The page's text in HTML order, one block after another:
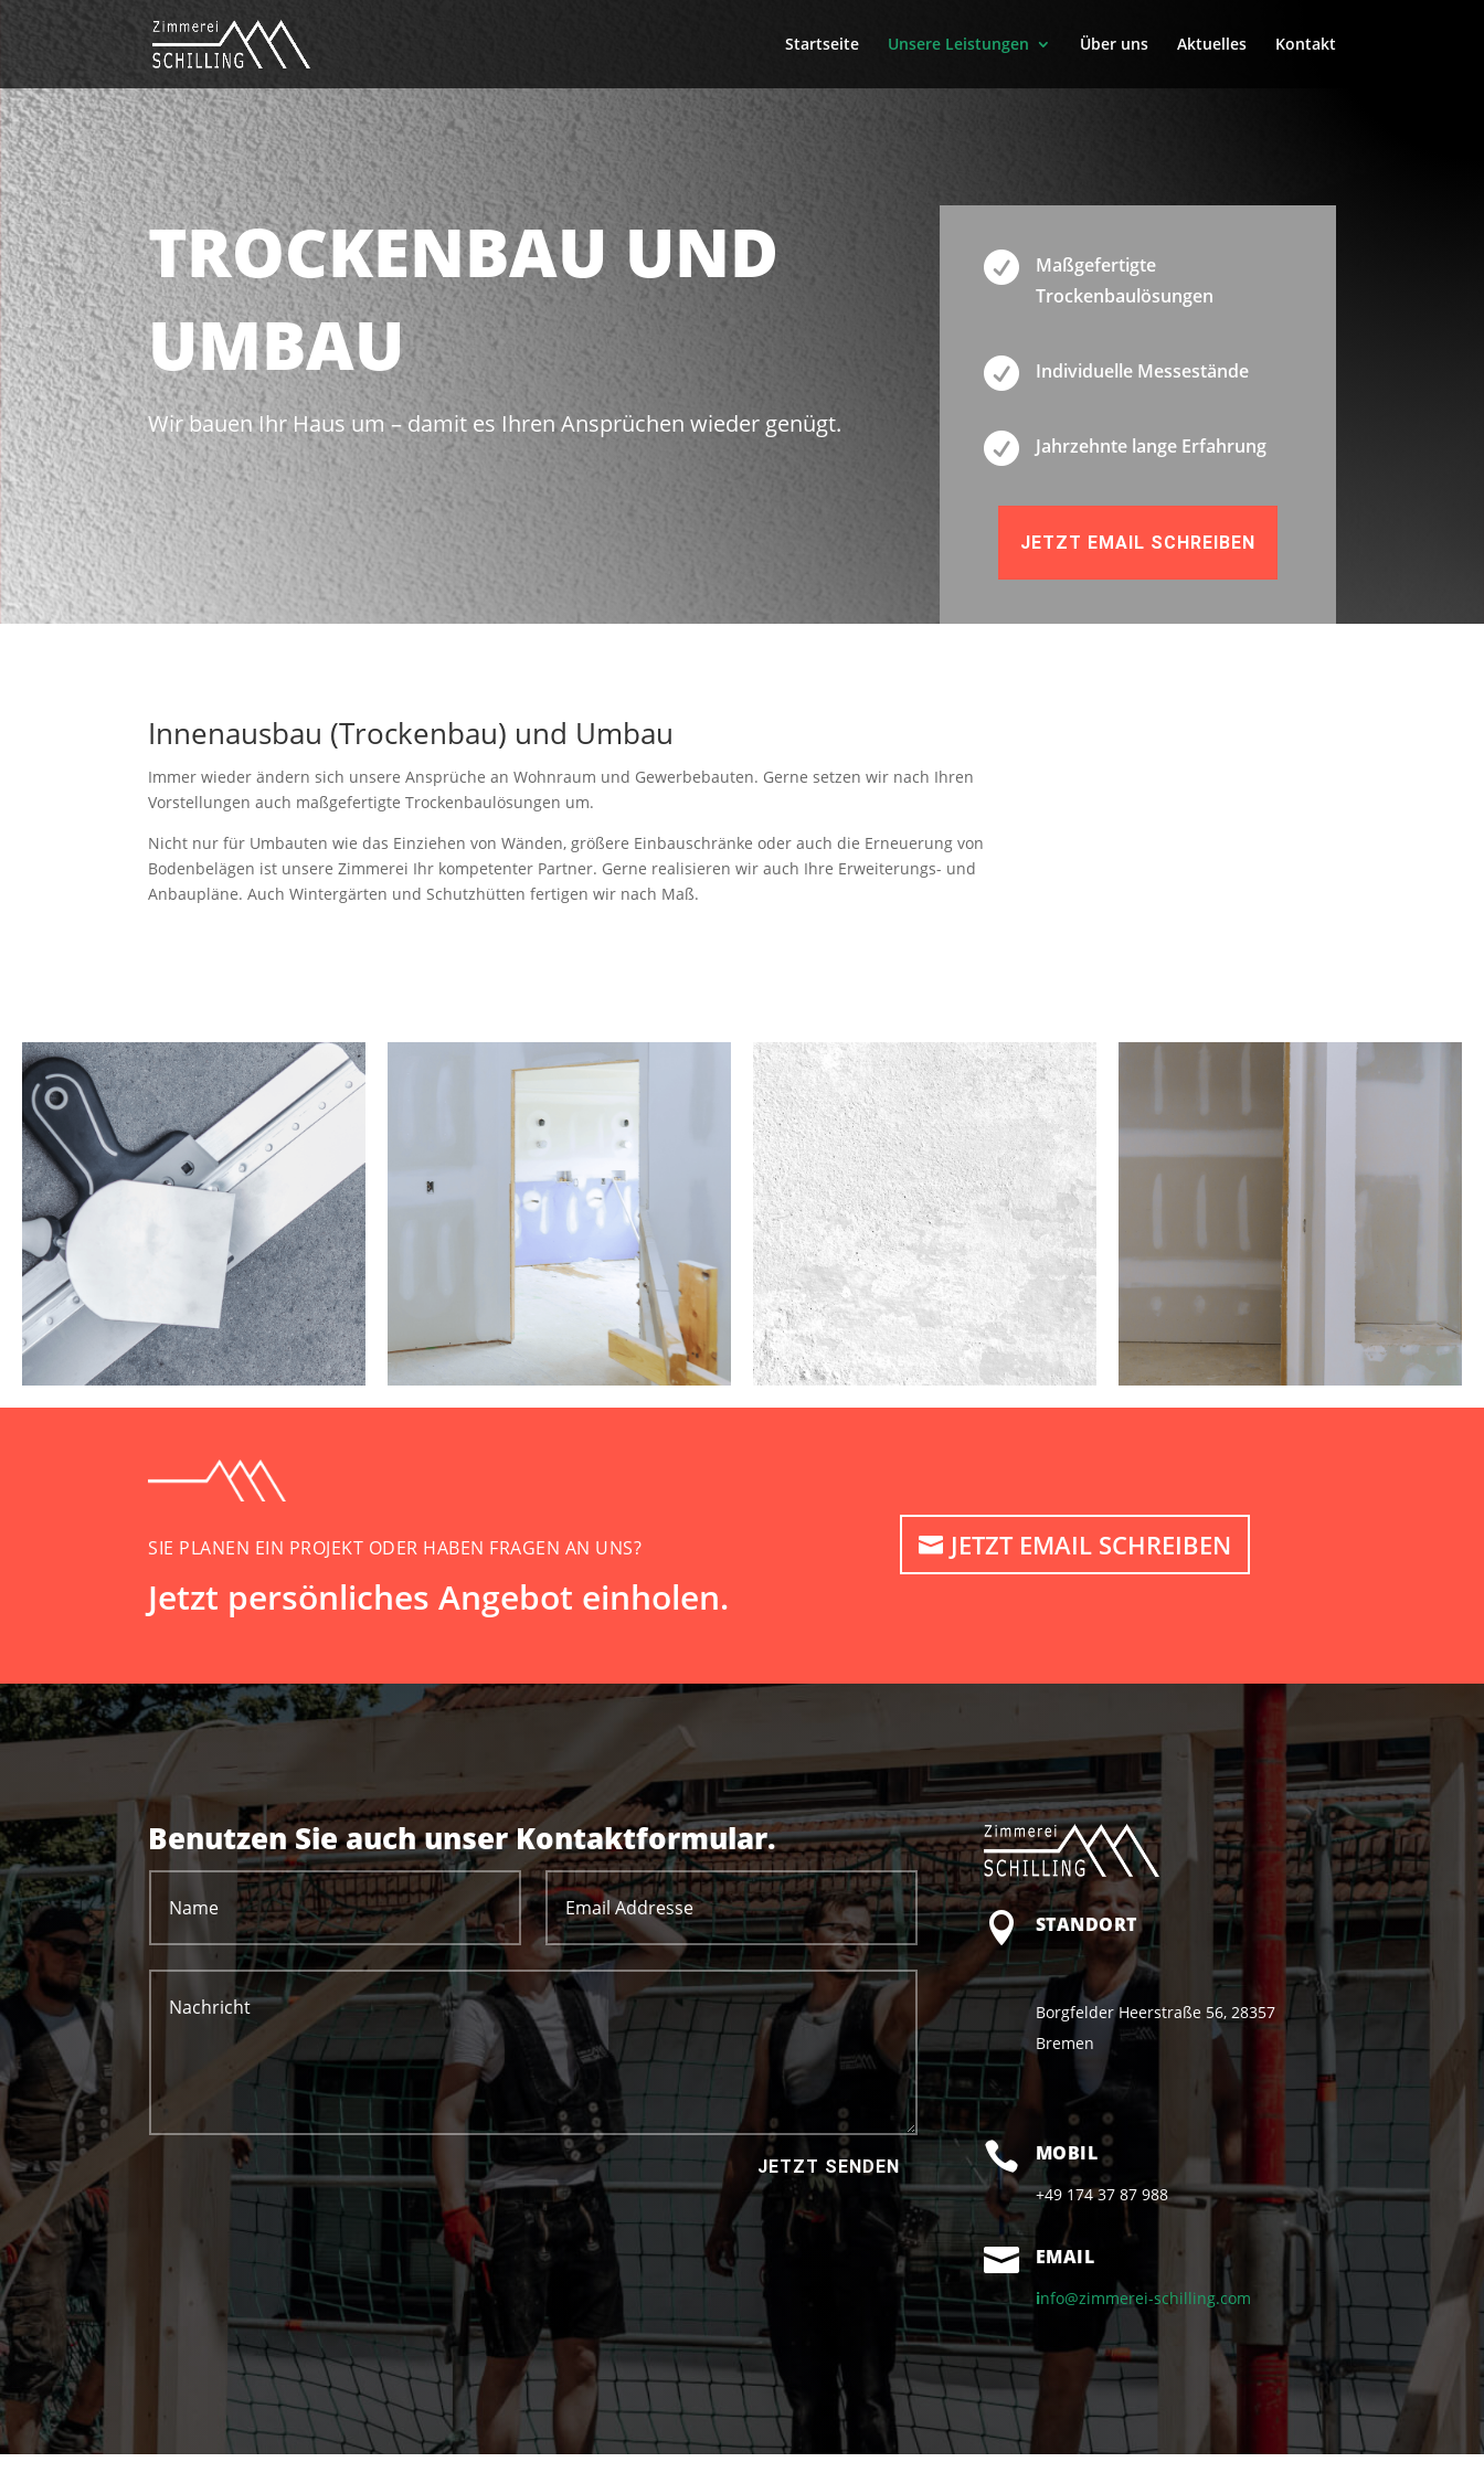
Startseite Unsere Leistungen Über uns Aktuelles Kontakt
TROCKENBAU UND
UMBAU
Wir bauen Ihr Haus um – damit es Ihren Ansprüchen wieder genügt.

Maßgefertigte
Trockenbaulösungen
 Individuelle Messestände
 Jahrzehnte lange Erfahrung
JETZT EMAIL SCHREIBEN
Innenausbau (Trockenbau) und Umbau
Immer wieder ändern sich unsere Ansprüche an Wohnraum und Gewerbebauten. Gerne setzen wir nach Ihren
Vorstellungen auch maßgefertigte Trockenbaulösungen um.
Nicht nur für Umbauten wie das Einziehen von Wänden, größere Einbauschränke oder auch die Erneuerung von
Bodenbelägen ist unsere Zimmerei Ihr kompetenter Partner. Gerne realisieren wir auch Ihre Erweiterungs- und
Anbaupläne. Auch Wintergärten und Schutzhütten fertigen wir nach Maß.
SIE PLANEN EIN PROJEKT ODER HABEN FRAGEN AN UNS?
Jetzt persönliches Angebot einholen.
JETZT EMAIL SCHREIBEN
Benutzen Sie auch unser Kontaktformular.
JETZT SENDEN
 STANDORT
Borgfelder Heerstraße 56, 28357
Bremen
 MOBIL
+49 174 37 87 988
 EMAIL
info@zimmerei-schilling.com